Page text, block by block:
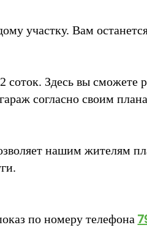
участку. Вам останется
Здесь вы сможете
согласно своим
нашим жителям
по номеру телефона